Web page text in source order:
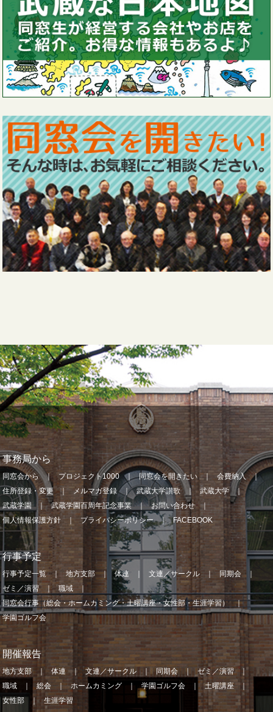
事務局から
同窓会から プロジェクト1000 同窓会を開きたい
会費納入
住所登録・変更
メルマガ登録 武蔵大学讃歌
武蔵大学
武蔵学園
武蔵学園百周年記念事業
お問い合わせ
個人情報保護方針
プライバシーポリシー FACEBOOK
行事予定
行事予定一覧 地方支部 体連 文連／サークル
同期会
ゼミ／演習
職域
同窓会行事（総会・ホームカミング・土曜講座・女性部・生涯学習）
学園ゴルフ会
開催報告
地方支部 体連 文連／サークル 同期会
ゼミ／演習
職域
総会 ホームカミング 学園ゴルフ会
土曜講座
女性部
生涯学習